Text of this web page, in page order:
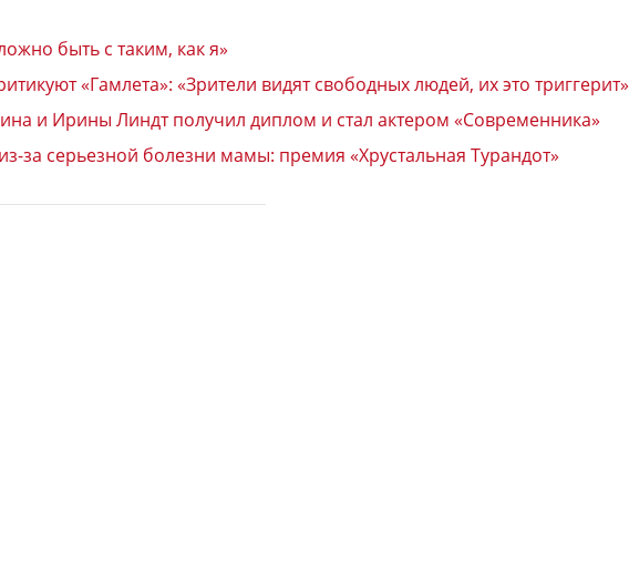
быть с таким, как я»
«Гамлета»: «Зрители видят свободных людей, их это триггерит»
и Ирины Линдт получил диплом и стал актером «Современника»
за серьезной болезни мамы: премия «Хрустальная Турандот»